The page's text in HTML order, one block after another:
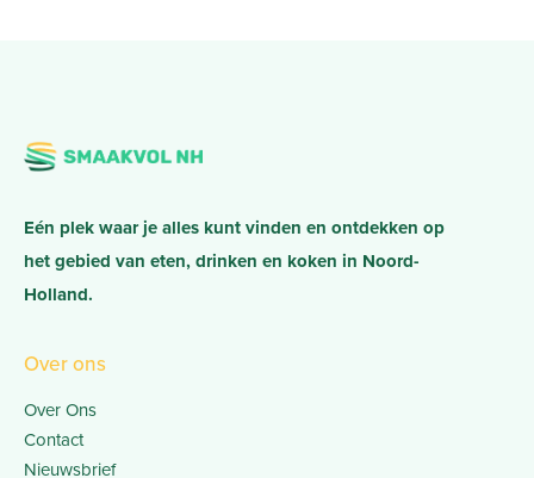
Eén plek waar je alles kunt vinden en ontdekken op
het gebied van eten, drinken en koken in Noord-
Holland.
Over ons
Over Ons
Contact
Nieuwsbrief